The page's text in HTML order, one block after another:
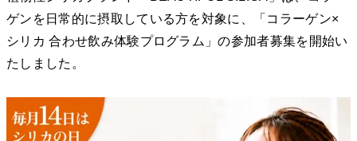
ゲンを日常的に摂取している方を対象に、「コラーゲン×
シリカ 合わせ飲み体験プログラム」の参加者募集を開始い
たしました。